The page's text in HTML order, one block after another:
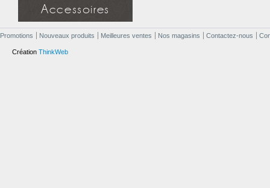
Miroir à étagère
Applique miroir
Accessoires
Douchette
Flexible
Applique miroir
Promotions Nouveaux produits Meilleures ventes Nos magasins Contactez-nous
Création ThinkWeb